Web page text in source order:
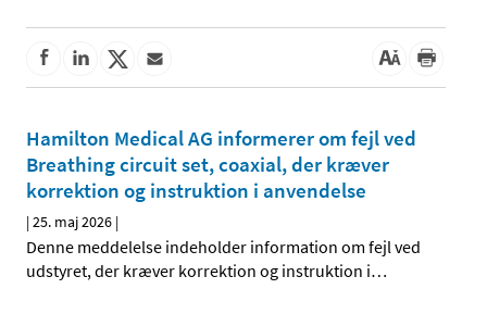
Hamilton Medical AG informerer om fejl ved
Breathing circuit set, coaxial, der kræver
korrektion og instruktion i anvendelse
|25. maj 2026 |
Denne meddelelse indeholder information om fejl ved
udstyret, der kræver korrektion og instruktion i…